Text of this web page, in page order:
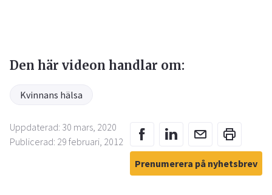
Den här videon handlar om:
Kvinnans hälsa
Uppdaterad: 30 mars, 2020
Publicerad: 29 februari, 2012
Prenumerera på nyhetsbrev